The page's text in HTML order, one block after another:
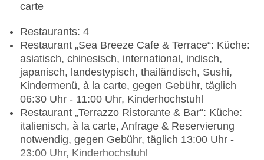
carte
Restaurants: 4
Restaurant „Sea Breeze Cafe & Terrace“: Küche:
asiatisch, chinesisch, international, indisch,
japanisch, landestypisch, thailändisch, Sushi,
Kindermenü, à la carte, gegen Gebühr, täglich
06:30 Uhr - 11:00 Uhr, Kinderhochstuhl
Restaurant „Terrazzo Ristorante & Bar“: Küche:
italienisch, à la carte, Anfrage & Reservierung
notwendig, gegen Gebühr, täglich 13:00 Uhr -
23:00 Uhr, Kinderhochstuhl